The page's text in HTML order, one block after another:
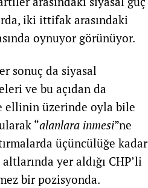
iki ittifak arasındaki
oynuyor görünüyor.
sonuç da siyasal
ve bu açıdan da
ellinin üzerinde oyla bile
“alanlara inmesi”ne
üçüncülüğe kadar
yer aldığı CHP’li
bir pozisyonda.